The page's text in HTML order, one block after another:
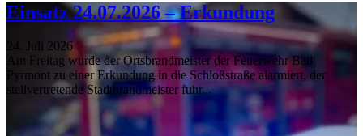
Einsatz 24.07.2026 – Erkundung
24. Juli 2026
Am Freitag wurde der Ortsbrandmeister der Feuerwehr Bad
Pyrmont zu einer Erkundung in die Schloßstraße alarmiert, der
stellvertretende Stadtbrandmeister fuhr...